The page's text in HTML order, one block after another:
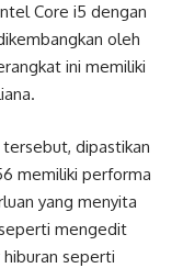
Core i5 dengan
oleh
ini memiliki
tersebut, dipastikan
memiliki performa
yang menyita
mengedit
seperti